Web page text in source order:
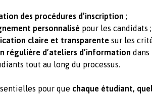
des procédures d’inscription ;
personnalisé pour les candidats ;
claire et transparente sur les
régulière d’ateliers d’information
tout au long du processus.
pour que chaque étudiant,